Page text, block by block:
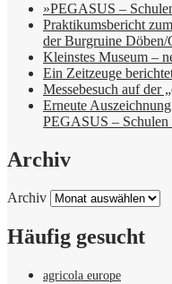
»PEGASUS –
Praktikumsbericht
der Burgruine Döben/
Kleinstes Museum –
Ein Zeitzeuge
Messebesuch auf der
Erneute
PEGASUS – Schulen
Archiv
Archiv
Häufig gesucht
agricola europe